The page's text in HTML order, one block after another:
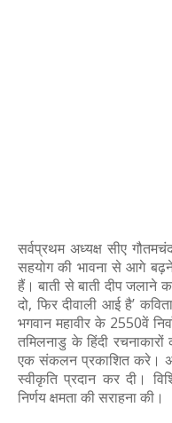
सर्वप्रथम अध्यक्ष सीए
सहयोग की भावना से आगे
हैं। बाती से बाती दीप जलाने
दो, फिर दीवाली आई है’
भगवान महावीर के 2550वें
तमिलनाडु के हिंदी
एक संकलन प्रकाशित करे।
स्वीकृति प्रदान कर दी।
निर्णय क्षमता की सराहना की।